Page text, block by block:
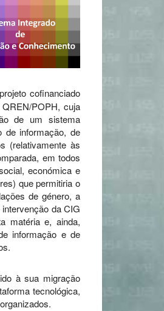
cofinanciado
POPH, cuja
de um sistema
de informação, de
(relativamente às
em todos
económica e
que permitiria o
de género, a
da CIG
matéria e, ainda,
informação e de
à sua migração
tecnológica,